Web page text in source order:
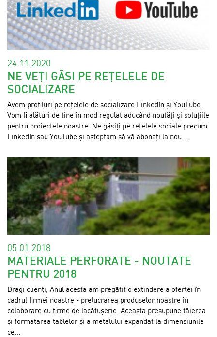
24.11.2020
NE VEȚI GĂSI PE REȚELELE DE
SOCIALIZARE
Avem profiluri pe rețelele de socializare LinkedIn și YouTube.
Vom fi alături de tine în mod regulat aducând noutăți și soluțiile
pentru proiectele noastre. Ne găsiți pe rețelele sociale precum
LinkedIn sau YouTube și asteptam să vă abonați la nou...
05.01.2018
MATERIALE PERFORATE - NOUTATE
PENTRU 2018
Dragi clienți, Anul acesta am pregătit o extindere a ofertei în
cadrul firmei noastre - prelucrarea produselor noastre în
colaborare cu firme de lacătușerie. Aceasta presupune tăierea
și formatarea tablelor și a metalului expandat la dimensiunile
ce...